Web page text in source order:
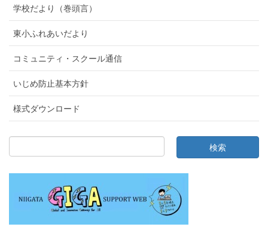
学校だより（巻頭言）
東小ふれあいだより
コミュニティ・スクール通信
いじめ防止基本方針
様式ダウンロード